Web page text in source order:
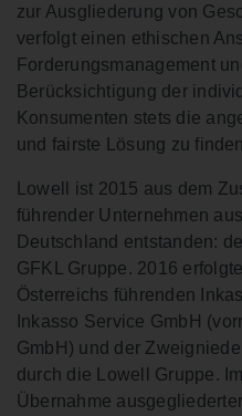
zur Ausgliederung von
verfolgt einen ethischen
Forderungsmanagement
Berücksichtigung der
Konsumenten stets die
und fairste Lösung zu
Lowell ist 2015 aus dem
führender Unternehmen
Deutschland entstanden:
GFKL Gruppe. 2016
Österreichs führenden
Inkasso Service GmbH
GmbH) und der
durch die Lowell Gruppe.
Übernahme